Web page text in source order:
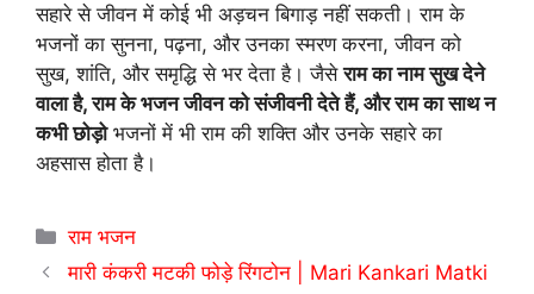
सहारे से जीवन में कोई भी अड़चन बिगाड़ नहीं सकती। राम के
भजनों का सुनना, पढ़ना, और उनका स्मरण करना, जीवन को
सुख, शांति, और समृद्धि से भर देता है। जैसेराम का नाम सुख देने
वाला है, राम के भजन जीवन को संजीवनी देते हैं, और राम का साथ न
कभी छोड़ोभजनों में भी राम की शक्ति और उनके सहारे का
अहसास होता है।
Categories
राम भजन
मारी कंकरी मटकी फोड़े रिंगटोन | Mari Kankari Matki